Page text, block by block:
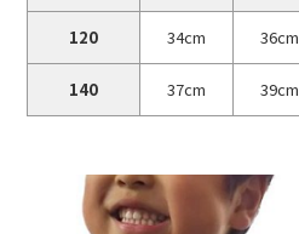
120 34cm 36cm
140 37cm 39cm